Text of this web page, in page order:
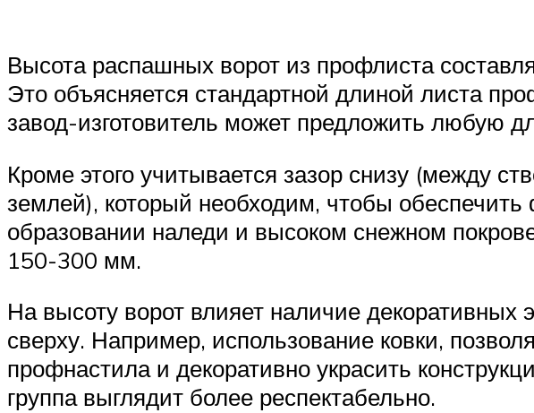
Высота распашных ворот из профлиста
Это объясняется стандартной длиной листа
завод-изготовитель может предложить любую
Кроме этого учитывается зазор снизу (между
землей), который необходим, чтобы
образовании наледи и высоком снежном
150-300 мм.
На высоту ворот влияет наличие декоративных
сверху. Например, использование ковки,
профнастила и декоративно украсить
группа выглядит более респектабельно.